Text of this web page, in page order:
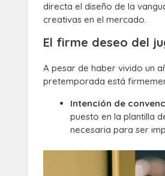
directa el diseño de la
creativas en el mercado.
El firme deseo del
A pesar de haber vivido un
pretemporada está
Intención de
puesto en la plantilla
necesaria para ser